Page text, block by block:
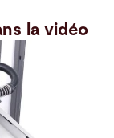
la vidéo